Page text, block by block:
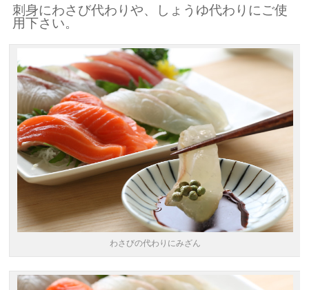
刺身にわさび代わりや、しょうゆ代わりにご使
用下さい。
わさびの代わりにみざん